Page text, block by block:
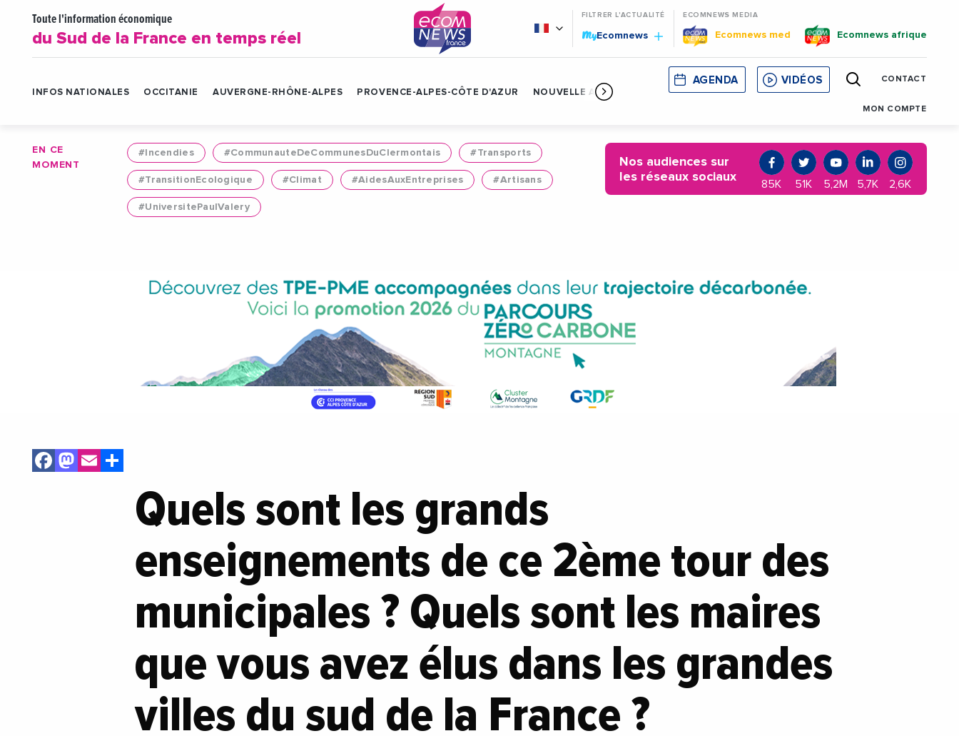
Toute l'information économique
du Sud de la France en temps réel
FILTRER L'ACTUALITÉ
MyEcomnews
ECOMNEWS MEDIA
Ecomnews med Ecomnews afrique
INFOS NATIONALES OCCITANIE AUVERGNE-RHÔNE-ALPES PROVENCE-ALPES-CÔTE D'AZUR NOUVELLE AQUITAINE CORSE MONACO CATALOGNE
AGENDA VIDÉOS CONTACT
MON COMPTE
EN CE
MOMENT
#Incendies #CommunauteDeCommunesDuClermontais #Transports
#TransitionEcologique #Climat #AidesAuxEntreprises #Artisans
#UniversitePaulValery
Nos audiences sur
les réseaux sociaux
85K 51K 5,2M 5,7K 2,6K
Facebook
Mastodon
Email
Quels sont les grands
enseignements de ce 2ème tour des
municipales ? Quels sont les maires
que vous avez élus dans les grandes
villes du sud de la France ?